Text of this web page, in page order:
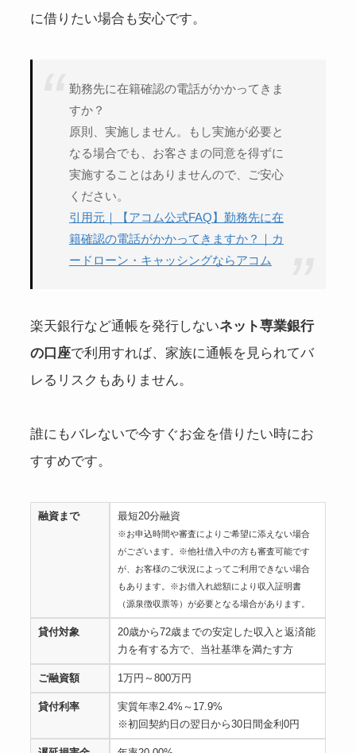
に借りたい場合も安心です。
勤務先に在籍確認の電話がかかってきま
すか？
原則、実施しません。もし実施が必要と
なる場合でも、お客さまの同意を得ずに
実施することはありませんので、ご安心
ください。
引用元｜【アコム公式FAQ】勤務先に在
籍確認の電話がかかってきますか？｜カ
ードローン・キャッシングならアコム
楽天銀行など通帳を発行しないネット専業銀行
の口座で利用すれば、家族に通帳を見られてバ
レるリスクもありません。
誰にもバレないで今すぐお金を借りたい時にお
すすめです。
融資まで 最短20分融資
※お申込時間や審査によりご希望に添えない場合
がございます。※他社借入中の方も審査可能です
が、お客様のご状況によってご利用できない場合
もあります。※お借入れ総額により収入証明書
（源泉徴収票等）が必要となる場合があります。
貸付対象
20歳から72歳までの安定した収入と返済能
力を有する方で、当社基準を満たす方
ご融資額 1万円～800万円
貸付利率
実質年率2.4%～17.9%
※初回契約日の翌日から30日間金利0円